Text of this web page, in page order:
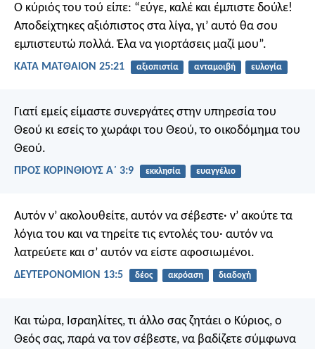
Ο κύριός του τού είπε: “εύγε, καλέ και έμπιστε δούλε!
Αποδείχτηκες αξιόπιστος στα λίγα, γι’ αυτό θα σου
εμπιστευτώ πολλά. Έλα να γιορτάσεις μαζί μου”.
ΚΑΤΑ ΜΑΤΘΑΙΟΝ 25:21 αξιοπιστία ανταμοιβή ευλογία
Γιατί εμείς είμαστε συνεργάτες στην υπηρεσία του
Θεού κι εσείς το χωράφι του Θεού, το οικοδόμημα του
Θεού.
ΠΡΟΣ ΚΟΡΙΝΘΙΟΥΣ Α΄ 3:9 εκκλησία ευαγγέλιο
Αυτόν ν’ ακολουθείτε, αυτόν να σέβεστε· ν’ ακούτε τα
λόγια του και να τηρείτε τις εντολές του· αυτόν να
λατρεύετε και σ’ αυτόν να είστε αφοσιωμένοι.
ΔΕΥΤΕΡΟΝΟΜΙΟΝ 13:5 δέος ακρόαση διαδοχή
Και τώρα, Ισραηλίτες, τι άλλο σας ζητάει ο Κύριος, ο
Θεός σας, παρά να τον σέβεστε, να βαδίζετε σύμφωνα